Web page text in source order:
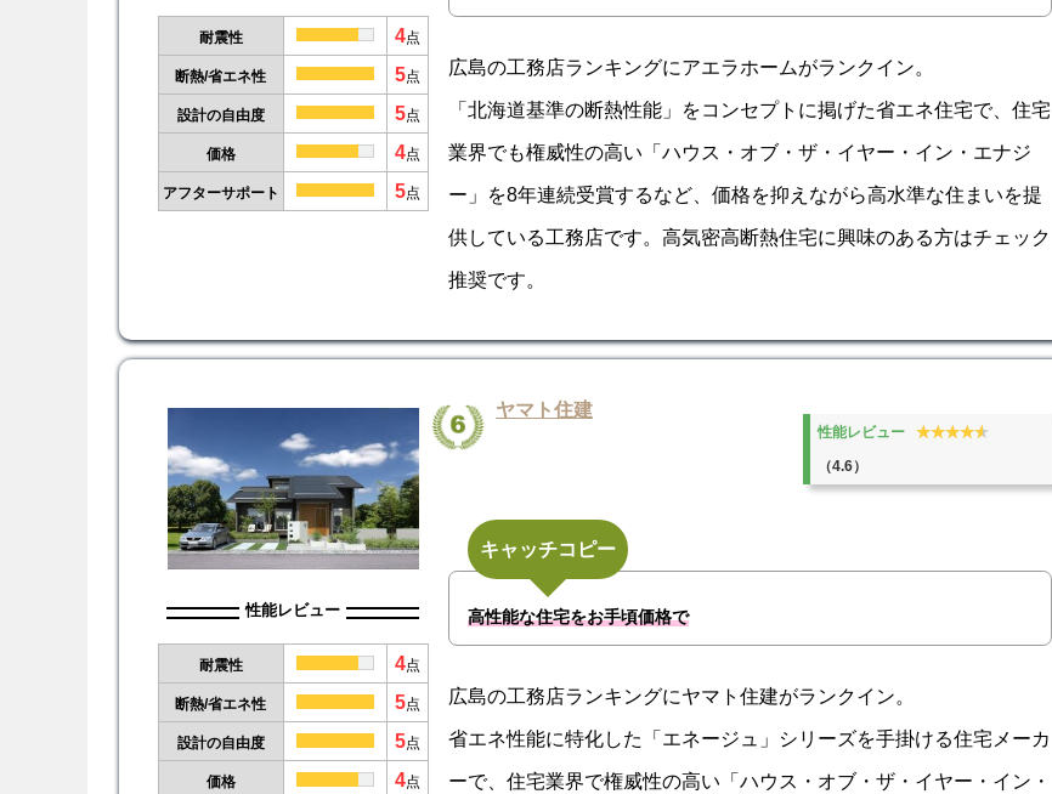
耐震性 4点
断熱/省エネ性 5点
設計の自由度 5点
価格 4点
アフターサポート 5点
広島の工務店ランキングにアエラホームがランクイン。
「北海道基準の断熱性能」をコンセプトに掲げた省エネ住宅で、住宅
業界でも権威性の高い「ハウス・オブ・ザ・イヤー・イン・エナジ
ー」を8年連続受賞するなど、価格を抑えながら高水準な住まいを提
供している工務店です。高気密高断熱住宅に興味のある方はチェック
推奨です。
ヤマト住建
性能レビュー ★★★★★
★★★★★
（4.6）
性能レビュー
耐震性 4点
断熱/省エネ性 5点
設計の自由度 5点
価格 4点
キャッチコピー
高性能な住宅をお手頃価格で
広島の工務店ランキングにヤマト住建がランクイン。
省エネ性能に特化した「エネージュ」シリーズを手掛ける住宅メーカ
ーで、住宅業界で権威性の高い「ハウス・オブ・ザ・イヤー・イン・